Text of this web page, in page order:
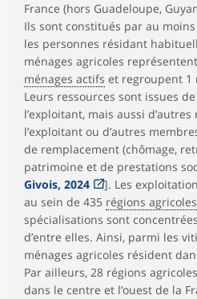
France (hors Guadeloupe,
Ils sont constitués par au
les personnes résidant
ménages agricoles
ménages actifs et regroupent 1
Leurs ressources sont issues
l’exploitant, mais aussi d’autres
l’exploitant ou d’autres
de remplacement (chômage,
patrimoine et de prestations
Givois, 2024
]. Les
au sein de 435 régions agricoles
spécialisations sont
d’entre elles. Ainsi, parmi les
ménages agricoles résident
Par ailleurs, 28 régions
dans le centre et l’ouest de la